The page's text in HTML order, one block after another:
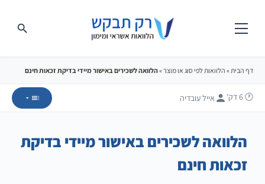
דף הבית» הלוואות לפי סוג או מוצר»הלוואה לשכירים באישור מיידי בדיקת זכאות חינם
🕐 6 דק' אייל עובדיה
הלוואה לשכירים באישור מיידי בדיקת
זכאות חינם